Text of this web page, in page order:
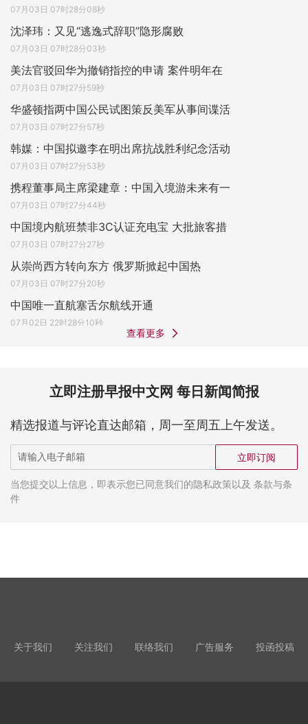
07月03日 07时28分08秒
沈泽玮：又见“逃逸式辞职”隐形腐败
07月03日 07时28分03秒
美法官驳回华为撤销指控的申请 案件明年在
07月03日 07时27分59秒
华盛顿指两中国公民试图策反美军从事间谍活
07月03日 07时27分57秒
韩媒：中国拟邀李在明出席抗战胜利纪念活动
07月03日 07时27分53秒
携程董事局主席梁建章：中国入境游未来有一
07月03日 07时27分44秒
中国境内航班禁非3C认证充电宝 大批旅客措
07月03日 07时27分27秒
从崇尚西方转向东方 俄罗斯掀起中国热
07月03日 07时27分20秒
中国唯一直航塞舌尔航线开通
07月02日 22时28分10秒
查看更多
立即注册早报中文网 每日新闻简报
精选报道与评论直达邮箱，周一至周五上午发送。
立即订阅
当您提交以上信息，即表示您已同意我们的隐私政策以及 条款与条
件
关于我们 关注我们 联络我们 广告服务 投函投稿